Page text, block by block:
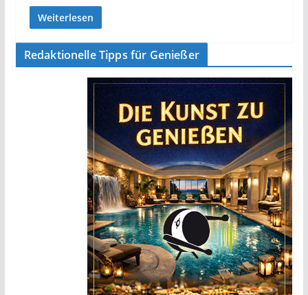
Weiterlesen
Redaktionelle Tipps für Genießer